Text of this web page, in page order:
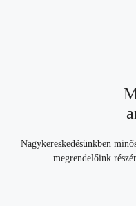
Nagykereskedésünkben
megrendelőink